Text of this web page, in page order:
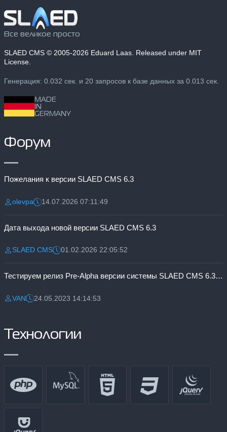
Все великое просто
SLAED CMS © 2005-2026 Eduard Laas. Released under MIT
License.
Генерация: 0.032 сек. и 20 запросов к базе данных за 0.013 сек.
MADE
IN
GERMANY
Форум
Пожелания к версии SLAED CMS 6.3
Разместил:
olevpaДата:14.07.2026 07:11:49
Дата выхода новой версии SLAED CMS 6.3
Разместил:
SLAED CMSДата:01.02.2026 22:05:52
Тестируем релиз Pre-Alpha версии системы SLAED CMS 6.3 Pro
Разместил:
VANДата:24.05.2023 14:14:53
Технологии